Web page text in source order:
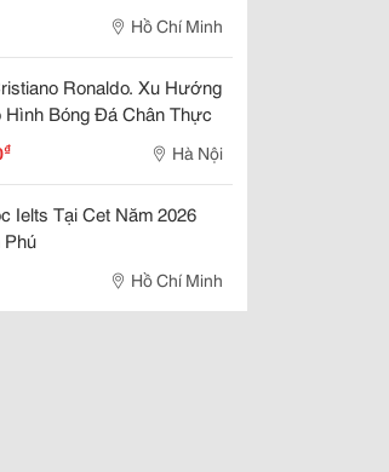
Hồ Chí Minh
Ronaldo. Xu Hướng
Hình Bóng Đá Chân Thực
₫ Hà Nội
Ielts Tại Cet Năm 2026
Phú
Hồ Chí Minh